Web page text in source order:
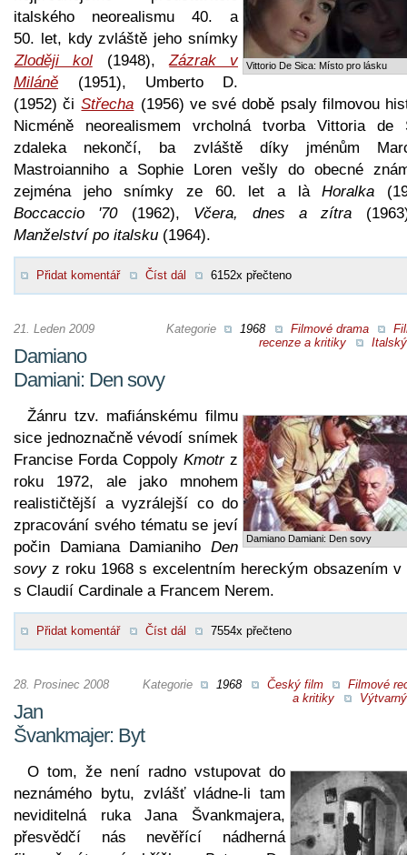
Vittorio De Sica: Místo pro lásku
italského neorealismu 40. a
50. let, kdy zvláště jeho snímky
Zloději kol (1948), Zázrak v
Miláně (1951), Umberto D.
(1952) či Střecha (1956) ve své době psaly filmovou
Nicméně neorealismem vrcholná tvorba Vittoria de
zdaleka nekončí, ba zvláště díky jménům
Mastroianniho a Sophie Loren vešly do obecné
zejména jeho snímky ze 60. let a làHoralka
Boccaccio '70(1962), Včera, dnes a zítra
Manželství po italsku (1964).
Přidat komentář Číst dál 6152x přečteno
Kategorie 1968 Filmové drama
recenze a kritiky
21. Leden 2009
Damiano
Damiani: Den sovy
Damiano Damiani: Den sovy
Žánru tzv. mafiánskému filmu
sice jednoznačně vévodí snímek
Francise Forda Coppoly Kmotrz
roku 1972, ale jako mnohem
realističtější a vyzrálejší co do
zpracování svého tématu se jeví
počin Damiana Damianiho Den
sovyz roku 1968 s excelentním hereckým obsazením v
s Claudií Cardinale a Francem Nerem.
Přidat komentář Číst dál 7554x přečteno
Kategorie 1968 Český film
Filmové
a kritiky
28. Prosinec 2008
Jan
Švankmajer: Byt
O tom, že není radno vstupovat do
neznámého bytu, zvlášť vládne-li tam
neviditelná ruka Jana Švankmajera,
přesvědčí nás nevěřící nádherná